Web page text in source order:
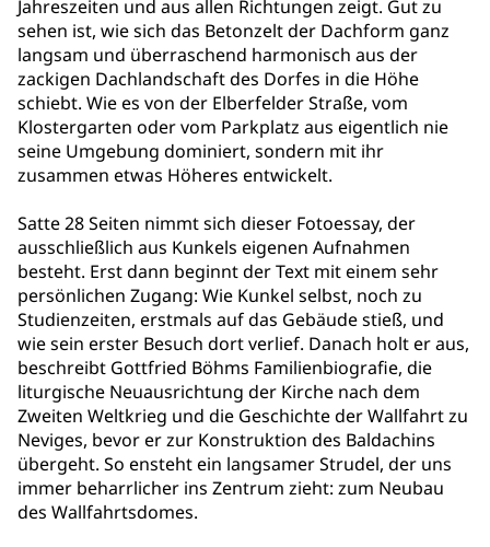
Jahreszeiten und aus allen Richtungen zeigt. Gut zu
sehen ist, wie sich das Betonzelt der Dachform ganz
langsam und überraschend harmonisch aus der
zackigen Dachlandschaft des Dorfes in die Höhe
schiebt. Wie es von der Elberfelder Straße, vom
Klostergarten oder vom Parkplatz aus eigentlich nie
seine Umgebung dominiert, sondern mit ihr
zusammen etwas Höheres entwickelt.
Satte 28 Seiten nimmt sich dieser Fotoessay, der
ausschließlich aus Kunkels eigenen Aufnahmen
besteht. Erst dann beginnt der Text mit einem sehr
persönlichen Zugang: Wie Kunkel selbst, noch zu
Studienzeiten, erstmals auf das Gebäude stieß, und
wie sein erster Besuch dort verlief. Danach holt er aus,
beschreibt Gottfried Böhms Familienbiografie, die
liturgische Neuausrichtung der Kirche nach dem
Zweiten Weltkrieg und die Geschichte der Wallfahrt zu
Neviges, bevor er zur Konstruktion des Baldachins
übergeht. So ensteht ein langsamer Strudel, der uns
immer beharrlicher ins Zentrum zieht: zum Neubau
des Wallfahrtsdomes.